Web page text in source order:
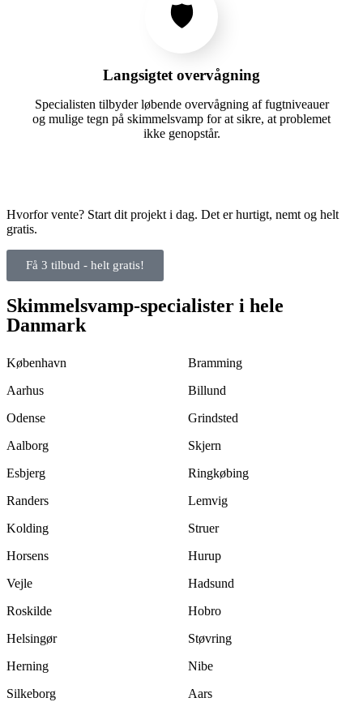
🛡️
Langsigtet overvågning
Specialisten tilbyder løbende overvågning af fugtniveauer
og mulige tegn på skimmelsvamp for at sikre, at problemet
ikke genopstår.
Hvorfor vente? Start dit projekt i dag. Det er hurtigt, nemt og helt
gratis.
Få 3 tilbud - helt gratis!
Skimmelsvamp-specialister i hele
Danmark
København
Aarhus
Odense
Aalborg
Esbjerg
Randers
Kolding
Horsens
Vejle
Roskilde
Helsingør
Herning
Silkeborg
Bramming
Billund
Grindsted
Skjern
Ringkøbing
Lemvig
Struer
Hurup
Hadsund
Hobro
Støvring
Nibe
Aars